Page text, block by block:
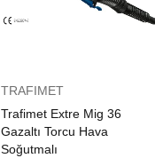
TRAFIMET
Trafimet Extre Mig 36
Gazaltı Torcu Hava
Soğutmalı